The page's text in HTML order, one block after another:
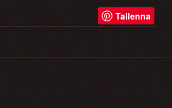
Tallenna